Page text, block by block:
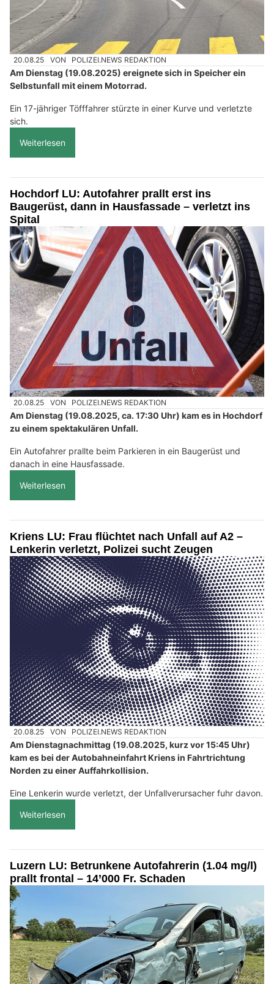
20.08.25 VON POLIZEI.NEWS REDAKTION
Am Dienstag (19.08.2025) ereignete sich in Speicher ein
Selbstunfall mit einem Motorrad.
Ein 17-jähriger Töfffahrer stürzte in einer Kurve und verletzte
sich.
Weiterlesen
Hochdorf LU: Autofahrer prallt erst ins
Baugerüst, dann in Hausfassade – verletzt ins
Spital
20.08.25 VON POLIZEI.NEWS REDAKTION
Am Dienstag (19.08.2025, ca. 17:30 Uhr) kam es in Hochdorf
zu einem spektakulären Unfall.
Ein Autofahrer prallte beim Parkieren in ein Baugerüst und
danach in eine Hausfassade.
Weiterlesen
Kriens LU: Frau flüchtet nach Unfall auf A2 –
Lenkerin verletzt, Polizei sucht Zeugen
20.08.25 VON POLIZEI.NEWS REDAKTION
Am Dienstagnachmittag (19.08.2025, kurz vor 15:45 Uhr)
kam es bei der Autobahneinfahrt Kriens in Fahrtrichtung
Norden zu einer Auffahrkollision.
Eine Lenkerin wurde verletzt, der Unfallverursacher fuhr davon.
Weiterlesen
Luzern LU: Betrunkene Autofahrerin (1.04 mg/l)
prallt frontal – 14’000 Fr. Schaden